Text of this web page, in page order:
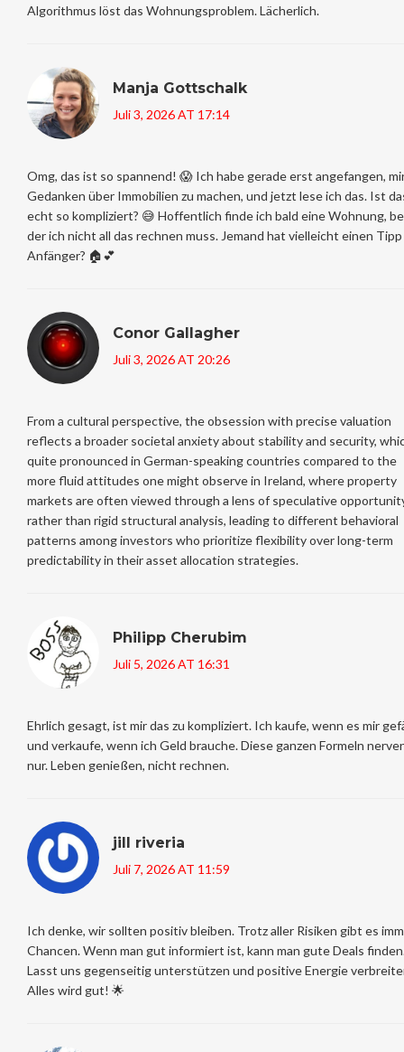
Algorithmus löst das Wohnungsproblem. Lächerlich.
Manja Gottschalk
Juli 3, 2026 AT 17:14
Omg, das ist so spannend! 😱 Ich habe gerade erst angefangen,
Gedanken über Immobilien zu machen, und jetzt lese ich das. Ist
echt so kompliziert? 😅 Hoffentlich finde ich bald eine Wohnung,
der ich nicht all das rechnen muss. Jemand hat vielleicht einen
Anfänger? 🏠💕
Conor Gallagher
Juli 3, 2026 AT 20:26
From a cultural perspective, the obsession with precise valuation
reflects a broader societal anxiety about stability and security,
quite pronounced in German-speaking countries compared to the
more fluid attitudes one might observe in Ireland, where property
markets are often viewed through a lens of speculative
rather than rigid structural analysis, leading to different behavioral
patterns among investors who prioritize flexibility over long-term
predictability in their asset allocation strategies.
Philipp Cherubim
Juli 5, 2026 AT 16:31
Ehrlich gesagt, ist mir das zu kompliziert. Ich kaufe, wenn es mir
und verkaufe, wenn ich Geld brauche. Diese ganzen Formeln
nur. Leben genießen, nicht rechnen.
jill riveria
Juli 7, 2026 AT 11:59
Ich denke, wir sollten positiv bleiben. Trotz aller Risiken gibt es
Chancen. Wenn man gut informiert ist, kann man gute Deals
Lasst uns gegenseitig unterstützen und positive Energie
Alles wird gut! 🌟